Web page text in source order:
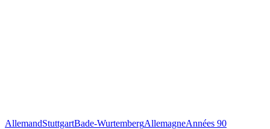
AllemandStuttgartBade-WurtembergAllemagneAnnées 90